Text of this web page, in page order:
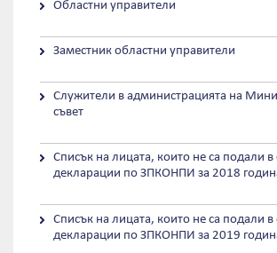
Областни управители
Заместник областни управители
Служители в администрацията на
съвет
Списък на лицата, които не са подали в
декларации по ЗПКОНПИ за 2018
Списък на лицата, които не са подали в
декларации по ЗПКОНПИ за 2019